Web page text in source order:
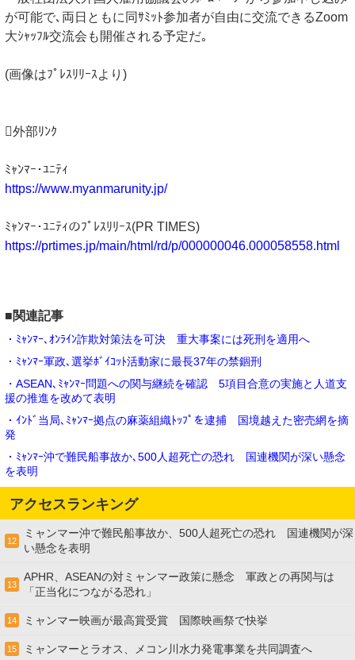
が可能で､両日ともに同ｻﾐｯﾄ参加者が自由に交流できるZoom
大ｼｬｯﾌﾙ交流会も開催される予定だ｡
(画像はﾌﾟﾚｽﾘﾘｰｽより)
外部ﾘﾝｸ
ﾐｬﾝﾏｰ･ﾕﾆﾃｨ
https://www.myanmarunity.jp/
ﾐｬﾝﾏｰ･ﾕﾆﾃｨのﾌﾟﾚｽﾘﾘｰｽ(PR TIMES)
https://prtimes.jp/main/html/rd/p/000000046.000058558.html
■関連記事
・ﾐｬﾝﾏｰ､ｵﾝﾗｲﾝ詐欺対策法を可決 重大事案には死刑を適用へ
・ﾐｬﾝﾏｰ軍政､選挙ﾎﾞｲｺｯﾄ活動家に最長37年の禁錮刑
・ASEAN､ﾐｬﾝﾏｰ問題への関与継続を確認 5項目合意の実施と人道支
援の推進を改めて表明
・ｲﾝﾄﾞ当局､ﾐｬﾝﾏｰ拠点の麻薬組織ﾄｯﾌﾟを逮捕 国境越えた密売網を摘
発
・ﾐｬﾝﾏｰ沖で難民船事故か､500人超死亡の恐れ 国連機関が深い懸念
を表明
アクセスランキング
12
ミャンマー沖で難民船事故か、500人超死亡の恐れ 国連機関が深
い懸念を表明
13
APHR、ASEANの対ミャンマー政策に懸念 軍政との再関与は
「正当化につながる恐れ」
14 ミャンマー映画が最高賞受賞 国際映画祭で快挙
15 ミャンマーとラオス、メコン川水力発電事業を共同調査へ